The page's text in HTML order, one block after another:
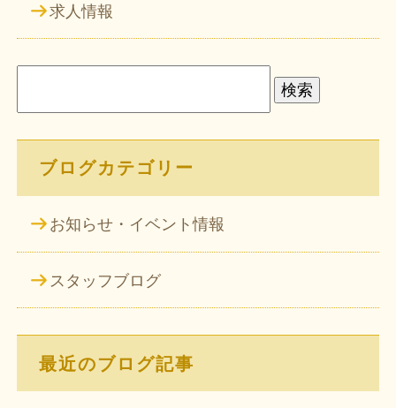
求人情報
ブログカテゴリー
お知らせ・イベント情報
スタッフブログ
最近のブログ記事